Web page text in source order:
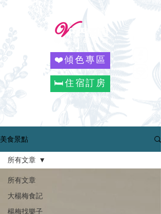
❤️傾色專區
🛏️住宿訂房
美食景點
所有文章
大楊梅食記
楊梅找樂子
所有文章